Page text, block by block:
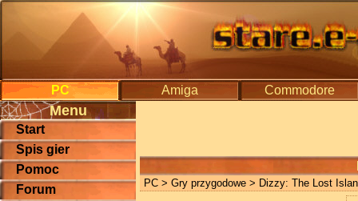
PC Amiga Commodore
Menu
Start
Spis gier
Pomoc
Forum
PC > Gry przygodowe > Dizzy: The Lost